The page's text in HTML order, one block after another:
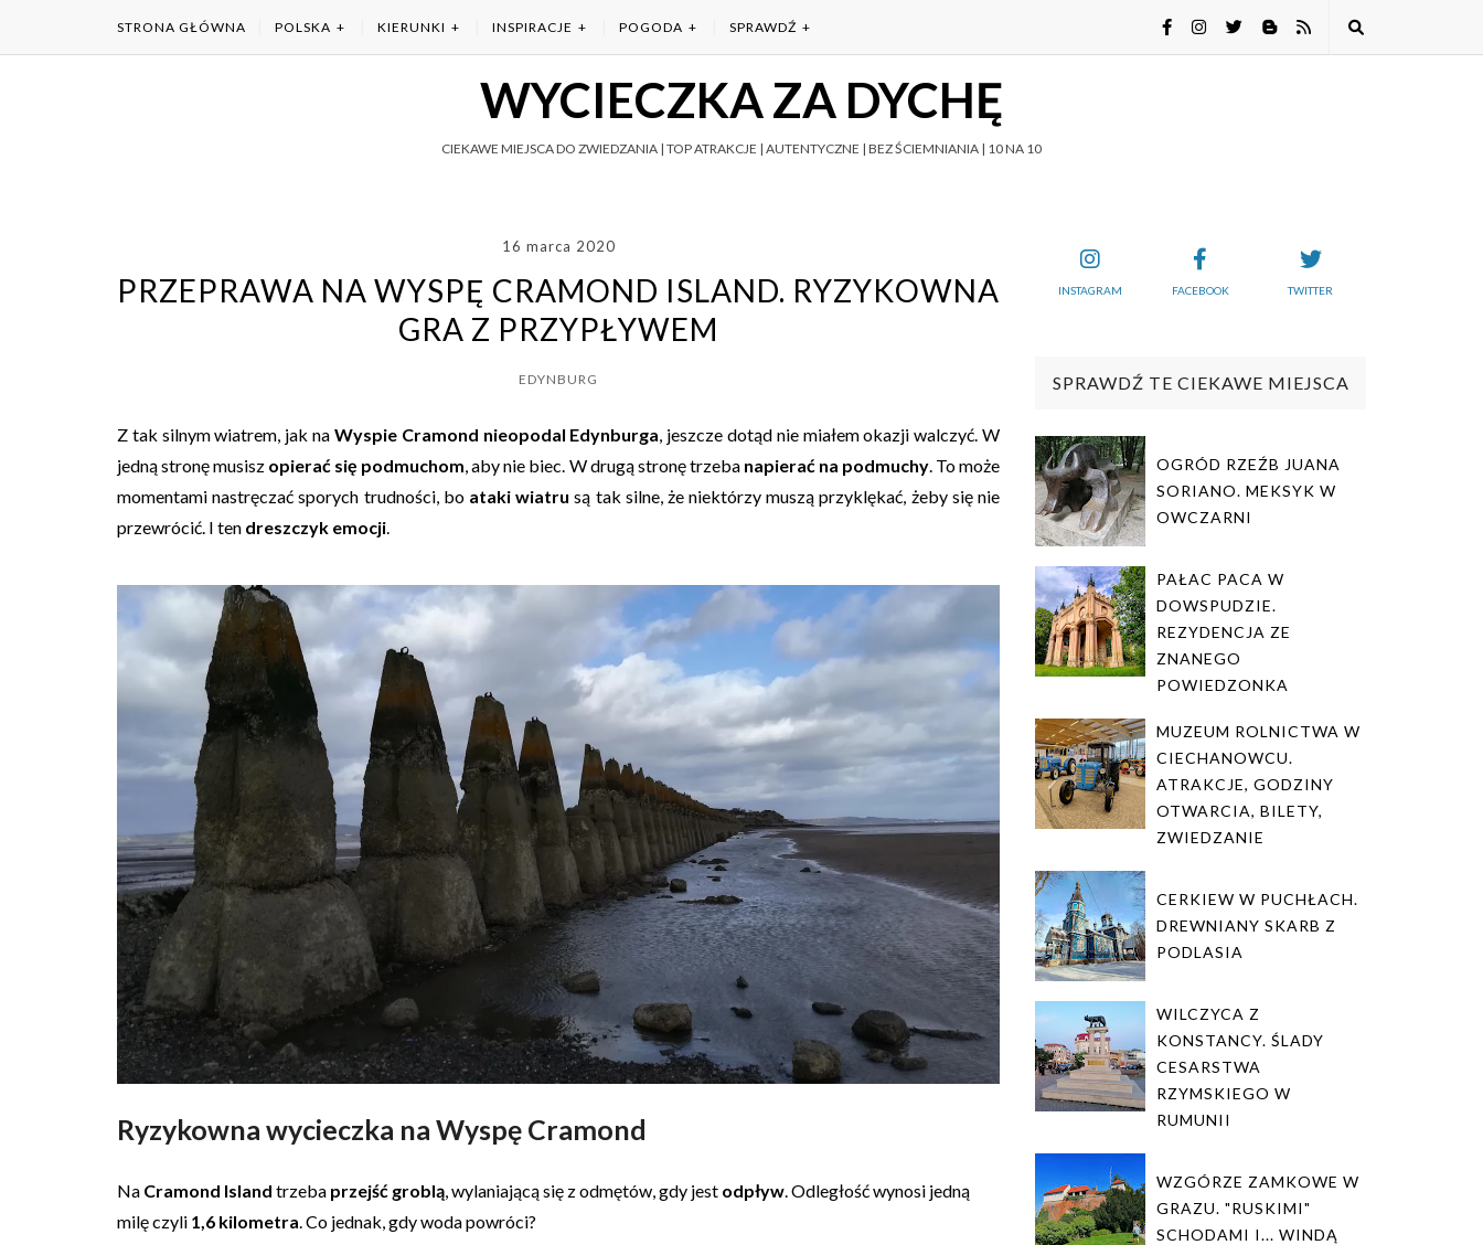
STRONA GŁÓWNA POLSKA KIERUNKI INSPIRACJE POGODA SPRAWDŹ
WYCIECZKA ZA DYCHĘ
CIEKAWE MIEJSCA DO ZWIEDZANIA | TOP ATRAKCJE | AUTENTYCZNE | BEZ ŚCIEMNIANIA | 10 NA 10
16 marca 2020
PRZEPRAWA NA WYSPĘ CRAMOND ISLAND. RYZYKOWNA
GRA Z PRZYPŁYWEM
EDYNBURG
Z tak silnym wiatrem, jak na Wyspie Cramond nieopodal Edynburga, jeszcze dotąd nie miałem okazji walczyć. W
jedną stronę musisz opierać się podmuchom, aby nie biec. W drugą stronę trzeba napierać na podmuchy. To może
momentami nastręczać sporych trudności, bo ataki wiatru są tak silne, że niektórzy muszą przyklękać, żeby się nie
przewrócić. I ten dreszczyk emocji.
Ryzykowna wycieczka na Wyspę Cramond
Na Cramond Island trzeba przejść groblą , wylaniającą się z odmętów, gdy jest odpływ . Odległość wynosi jedną
milę czyli 1,6 kilometra . Co jednak, gdy woda powróci?
INSTAGRAM FACEBOOK TWITTER
SPRAWDŹ TE CIEKAWE MIEJSCA
OGRÓD RZEŹB JUANA
SORIANO. MEKSYK W
OWCZARNI
PAŁAC PACA W
DOWSPUDZIE.
REZYDENCJA ZE
ZNANEGO
POWIEDZONKA
MUZEUM ROLNICTWA W
CIECHANOWCU.
ATRAKCJE, GODZINY
OTWARCIA, BILETY,
ZWIEDZANIE
CERKIEW W PUCHŁACH.
DREWNIANY SKARB Z
PODLASIA
WILCZYCA Z
KONSTANCY. ŚLADY
CESARSTWA
RZYMSKIEGO W
RUMUNII
WZGÓRZE ZAMKOWE W
GRAZU. "RUSKIMI"
SCHODAMI I... WINDĄ